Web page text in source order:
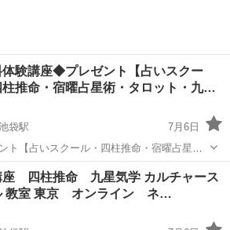
験講座◆プレゼント【占いスクー
柱推命・宿曜占星術・タロット・九
袋駅
7月6日
【占いスクール・四柱推命・宿曜占星
名判断・集客】 以下は無料体験動
体験講座◾️ ■四柱推命
駅 娯楽 無料
座 四柱推命 九星気学 カルチャース
クール 教室 東京 オンライン ネ…